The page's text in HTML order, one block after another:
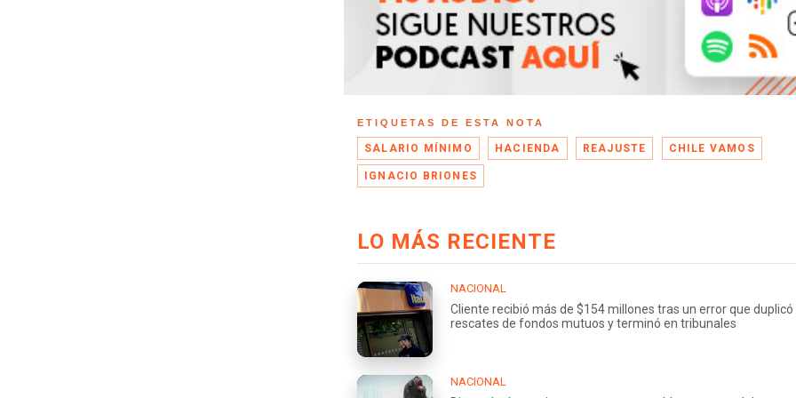
ETIQUETAS DE ESTA NOTA
SALARIO MÍNIMO HACIENDA REAJUSTE CHILE VAMOS
IGNACIO BRIONES
LO MÁS RECIENTE
NACIONAL
Cliente recibió más de $154 millones tras un error que duplicó
rescates de fondos mutuos y terminó en tribunales
NACIONAL